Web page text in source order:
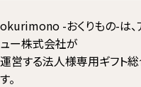
okurimono -おくりもの-は、
ュー株式会社が
運営する法人様専用ギフト
す。